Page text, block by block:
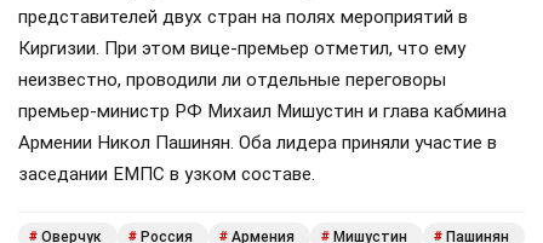
представителей двух стран на полях мероприятий в
Киргизии. При этом вице-премьер отметил, что ему
неизвестно, проводили ли отдельные переговоры
премьер-министр РФ Михаил Мишустин и глава кабмина
Армении Никол Пашинян. Оба лидера приняли участие в
заседании ЕМПС в узком составе.
# Оверчук # Россия # Армения # Мишустин # Пашинян